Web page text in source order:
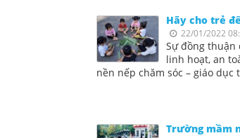
Hãy cho trẻ
22/01/2022
Sự đồng
linh hoạt, an
nền nếp chăm sóc – giáo dục
Trường mầm